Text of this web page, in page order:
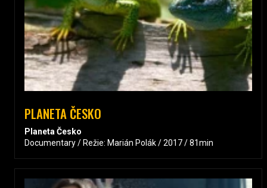
PLANETA ČESKO
Planeta Česko
Documentary / Režie: Marián Polák / 2017 / 81min